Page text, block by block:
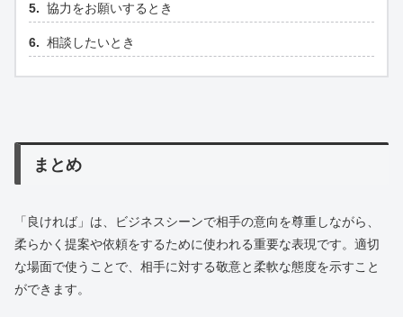
協力をお願いするとき
相談したいとき
まとめ
「良ければ」は、ビジネスシーンで相手の意向を尊重しながら、
柔らかく提案や依頼をするために使われる重要な表現です。適切
な場面で使うことで、相手に対する敬意と柔軟な態度を示すこと
ができます。